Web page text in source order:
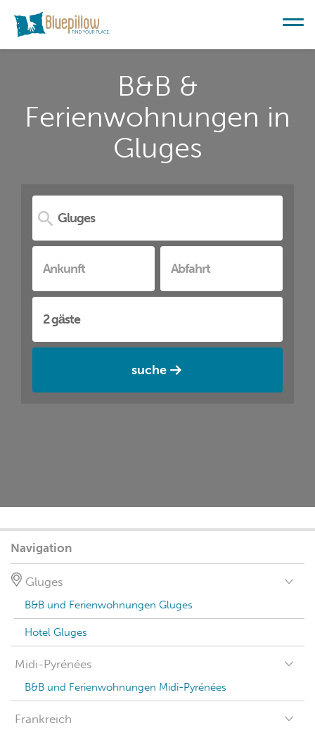
B&B &
Ferienwohnungen in
Gluges
suche
Navigation
Gluges
B&B und Ferienwohnungen Gluges
Hotel Gluges
Midi-Pyrénées
B&B und Ferienwohnungen Midi-Pyrénées
Frankreich